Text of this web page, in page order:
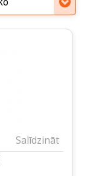
Salīdzināt